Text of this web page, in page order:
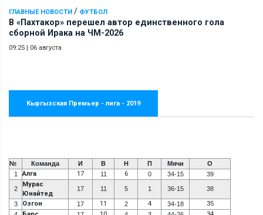
ГЛАВНЫЕ НОВОСТИ / ФУТБОЛ
В «Пахтакор» перешел автор единственного гола
сборной Ирака на ЧМ-2026
09:25 | 06 августа
Кыргызская Премьер - лига - 2019
№ Команда И В Н П Мячи
О
1
Алга 17 11 6 0 34-15 39
2
Мурас
Юнайтед
17 11 5 1 36-15 38
3 Озгон 17 11 2 4 34-18 35